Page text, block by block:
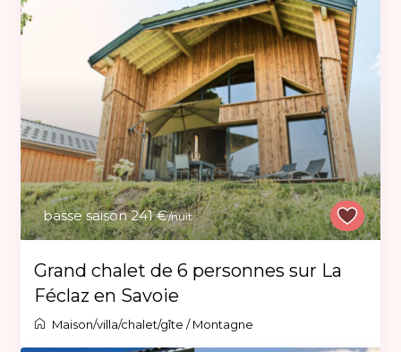
basse saison 241 €/nuit
Grand chalet de 6 personnes sur La
Féclaz en Savoie
Maison/villa/chalet/gîte /Montagne